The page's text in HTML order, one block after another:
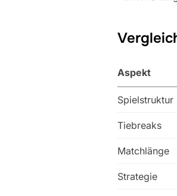
Aspekt
Spielstruktur
Tiebreaks
Matchlänge
Strategie